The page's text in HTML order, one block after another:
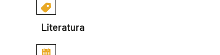
Literatura